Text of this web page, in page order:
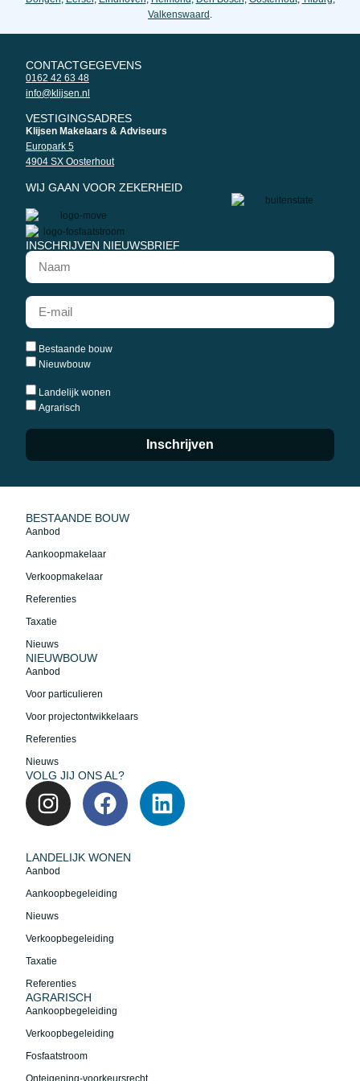
Valkenswaard
CONTACTGEGEVENS
0162 42 63 48
info@klijsen.nl
VESTIGINGSADRES
Klijsen Makelaars & Adviseurs
Europark 5
4904 SX Oosterhout
WIJ GAAN VOOR ZEKERHEID
INSCHRIJVEN NIEUWSBRIEF
Bestaande bouw
Nieuwbouw
Landelijk wonen
Agrarisch
Inschrijven
BESTAANDE BOUW
Aanbod
Aankoopmakelaar
Verkoopmakelaar
Referenties
Taxatie
Nieuws
NIEUWBOUW
Aanbod
Voor particulieren
Voor projectontwikkelaars
Referenties
Nieuws
VOLG JIJ ONS AL?
LANDELIJK WONEN
Aanbod
Aankoopbegeleiding
Nieuws
Verkoopbegeleiding
Taxatie
Referenties
AGRARISCH
Aankoopbegeleiding
Verkoopbegeleiding
Fosfaatstroom
Onteigening-voorkeursrecht